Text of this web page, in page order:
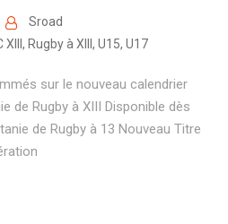
Sroad
, Rugby à XIII , U15, U17
sur le nouveau calendrier
de Rugby à XIII Disponible dès
de Rugby à 13 Nouveau Titre